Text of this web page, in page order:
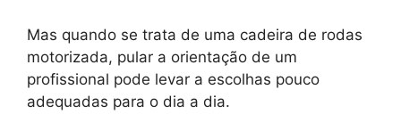
Mas quando se trata de uma cadeira de rodas
motorizada, pular a orientação de um
profissional pode levar a escolhas pouco
adequadas para o dia a dia.